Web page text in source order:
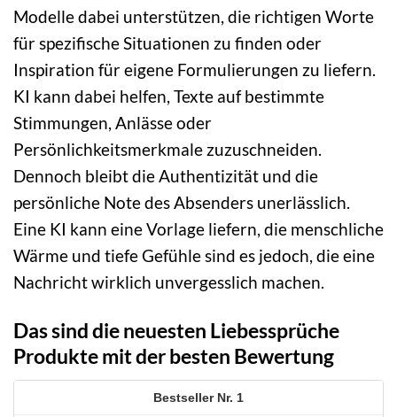
Modelle dabei unterstützen, die richtigen Worte
für spezifische Situationen zu finden oder
Inspiration für eigene Formulierungen zu liefern.
KI kann dabei helfen, Texte auf bestimmte
Stimmungen, Anlässe oder
Persönlichkeitsmerkmale zuzuschneiden.
Dennoch bleibt die Authentizität und die
persönliche Note des Absenders unerlässlich.
Eine KI kann eine Vorlage liefern, die menschliche
Wärme und tiefe Gefühle sind es jedoch, die eine
Nachricht wirklich unvergesslich machen.
Das sind die neuesten Liebessprüche
Produkte mit der besten Bewertung
1